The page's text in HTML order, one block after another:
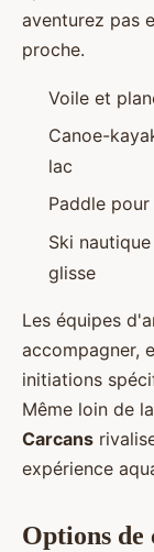
aventurez pas
proche.
Voile et
Canoe-
lac
Paddle
Ski
glisse
Les équipes
accompagner,
initiations
Même loin de
Carcans
expérience
Options de